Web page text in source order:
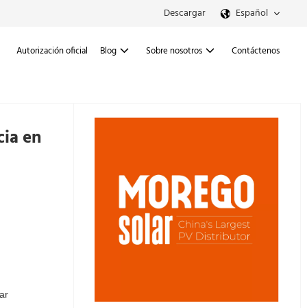
Descargar Español
Autorización oficial Blog Sobre nosotros Contáctenos
en